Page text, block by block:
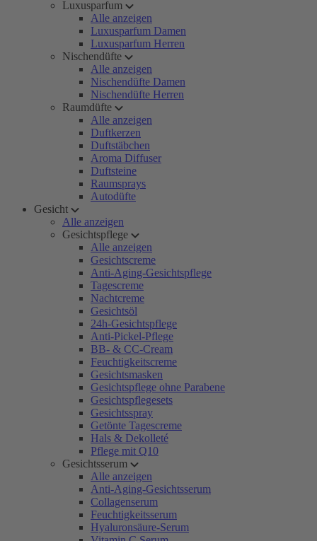
Luxusparfum
Alle anzeigen
Luxusparfum Damen
Luxusparfum Herren
Nischendüfte
Alle anzeigen
Nischendüfte Damen
Nischendüfte Herren
Raumdüfte
Alle anzeigen
Duftkerzen
Duftstäbchen
Aroma Diffuser
Duftsteine
Raumsprays
Autodüfte
Gesicht
Alle anzeigen
Gesichtspflege
Alle anzeigen
Gesichtscreme
Anti-Aging-Gesichtspflege
Tagescreme
Nachtcreme
Gesichtsöl
24h-Gesichtspflege
Anti-Pickel-Pflege
BB- & CC-Cream
Feuchtigkeitscreme
Gesichtsmasken
Gesichtspflege ohne Parabene
Gesichtspflegesets
Gesichtsspray
Getönte Tagescreme
Hals & Dekolleté
Pflege mit Q10
Gesichtsserum
Alle anzeigen
Anti-Aging-Gesichtsserum
Collagenserum
Feuchtigkeitsserum
Hyaluronsäure-Serum